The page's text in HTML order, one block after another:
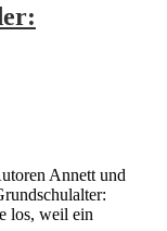
Annett und
los, weil ein